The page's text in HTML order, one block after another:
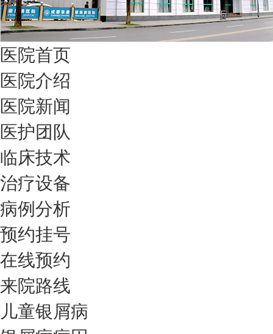
医院首页
医院介绍
医院新闻
医护团队
临床技术
治疗设备
病例分析
预约挂号
在线预约
来院路线
儿童银屑病